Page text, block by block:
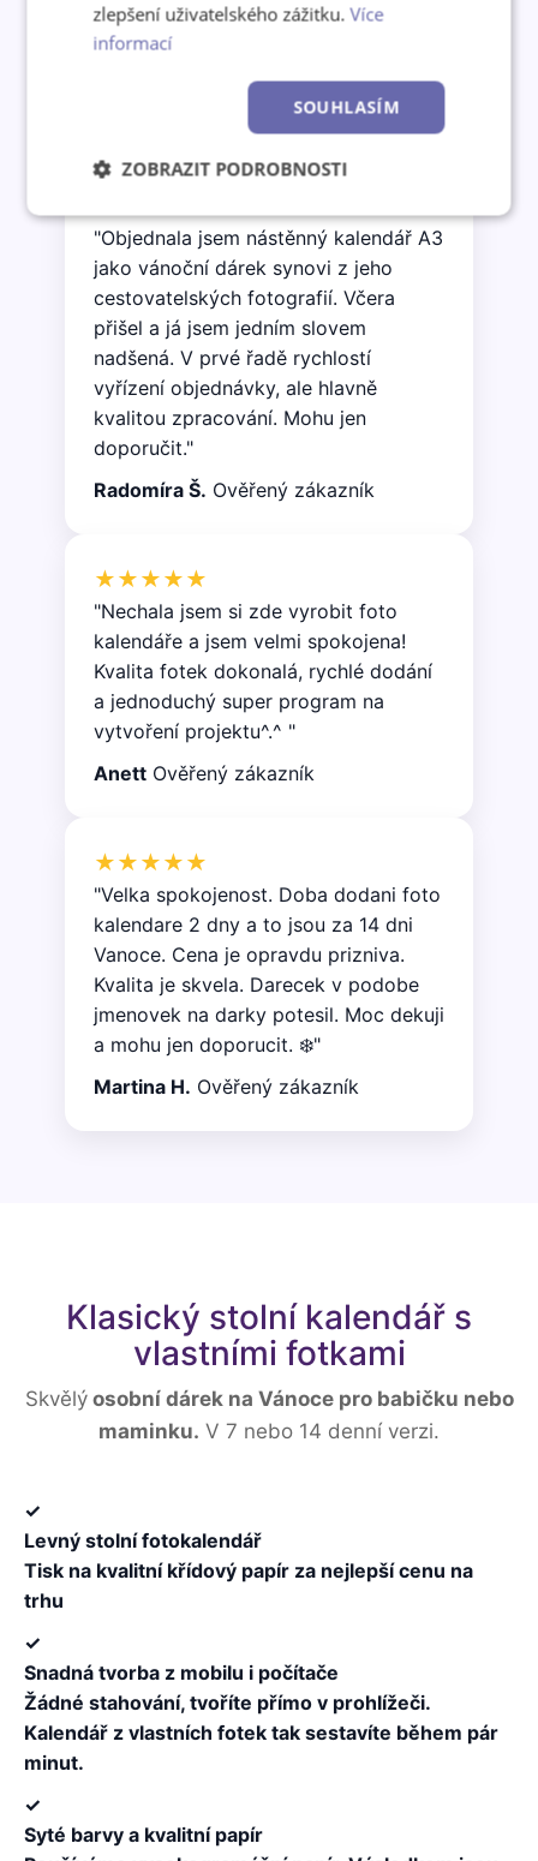
Co o nás říkají zákazníci
"Objednala jsem nástěnný kalendář A3
jako vánoční dárek synovi z jeho
cestovatelských fotografií. Včera
přišel a já jsem jedním slovem
nadšená. V prvé řadě rychlostí
vyřízení objednávky, ale hlavně
kvalitou zpracování. Mohu jen
doporučit."
Radomíra Š. Ověřený zákazník
★★★★★
"Nechala jsem si zde vyrobit foto
kalendáře a jsem velmi spokojena!
Kvalita fotek dokonalá, rychlé dodání
a jednoduchý super program na
vytvoření projektu^.^ "
Anett Ověřený zákazník
★★★★★
"Velka spokojenost. Doba dodani foto
kalendare 2 dny a to jsou za 14 dni
Vanoce. Cena je opravdu prizniva.
Kvalita je skvela. Darecek v podobe
jmenovek na darky potesil. Moc dekuji
a mohu jen doporucit. ❄️"
Martina H. Ověřený zákazník
Klasický stolní kalendář s
vlastními fotkami
Skvělýosobní dárek na Vánoce pro babičku nebo
maminku. V 7 nebo 14 denní verzi.
✓
Levný stolní fotokalendář
Tisk na kvalitní křídový papír za nejlepší cenu na
trhu
✓
Snadná tvorba z mobilu i počítače
Žádné stahování, tvoříte přímo v prohlížeči.
Kalendář z vlastních fotek tak sestavíte během pár
minut.
✓
Syté barvy a kvalitní papír
zlepšení uživatelského zážitku.Více
informací
SOUHLASÍM
ZOBRAZIT PODROBNOSTI
Nezbytně
nutné
soubory
Výkonové
soubory
Soubory
cílení
Funkční soubory
Nezařazené
soubory